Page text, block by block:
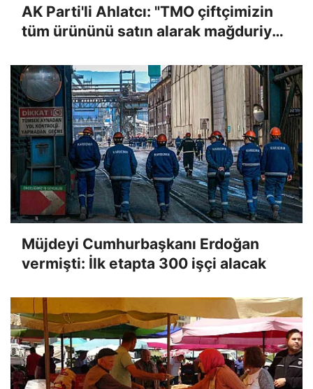
AK Parti'li Ahlatcı: "TMO çiftçimizin
tüm ürününü satın alarak mağduriyeti
Müjdeyi Cumhurbaşkanı Erdoğan
vermişti: İlk etapta 300 işçi alacak